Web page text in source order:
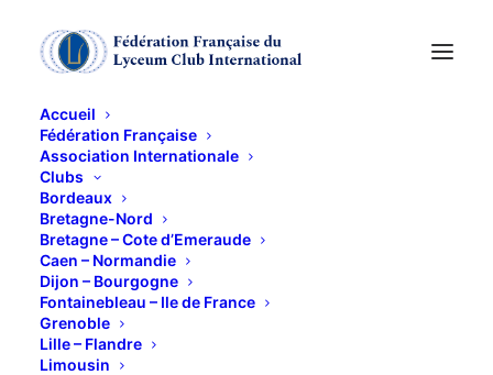
Accueil
Fédération Française
Association Internationale
Clubs
Bordeaux
Bretagne-Nord
Bretagne – Cote d’Emeraude
Caen – Normandie
Dijon – Bourgogne
Fontainebleau – Ile de France
Grenoble
Lille – Flandre
Limousin
23 JANVIER 2018